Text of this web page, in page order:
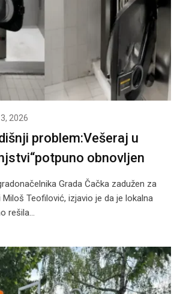
2026
problem:Vešeraj u
obnovljen
Grada Čačka zadužen za
Teofilović, izjavio je da je lokalna
rešila…